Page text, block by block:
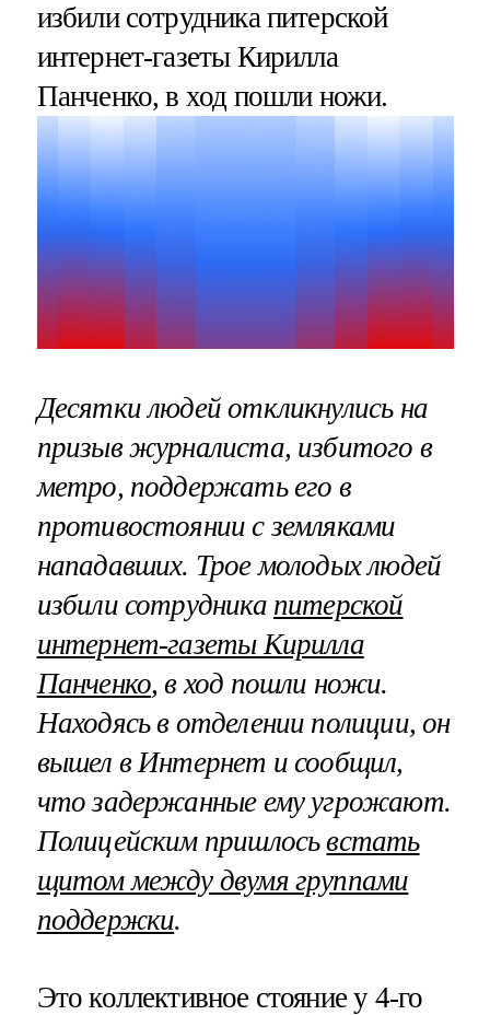
избили сотрудника питерской
интернет-газеты Кирилла
Панченко, в ход пошли ножи.
Десятки людей откликнулись на
призыв журналиста, избитого в
метро, поддержать его в
противостоянии с земляками
нападавших. Трое молодых людей
избили сотрудника питерской
интернет-газеты Кирилла
Панченко, в ход пошли ножи.
Находясь в отделении полиции, он
вышел в Интернет и сообщил,
что задержанные ему угрожают.
Полицейским пришлосьвстать
щитом между двумя группами
поддержки.
Это коллективное стояние у 4-го